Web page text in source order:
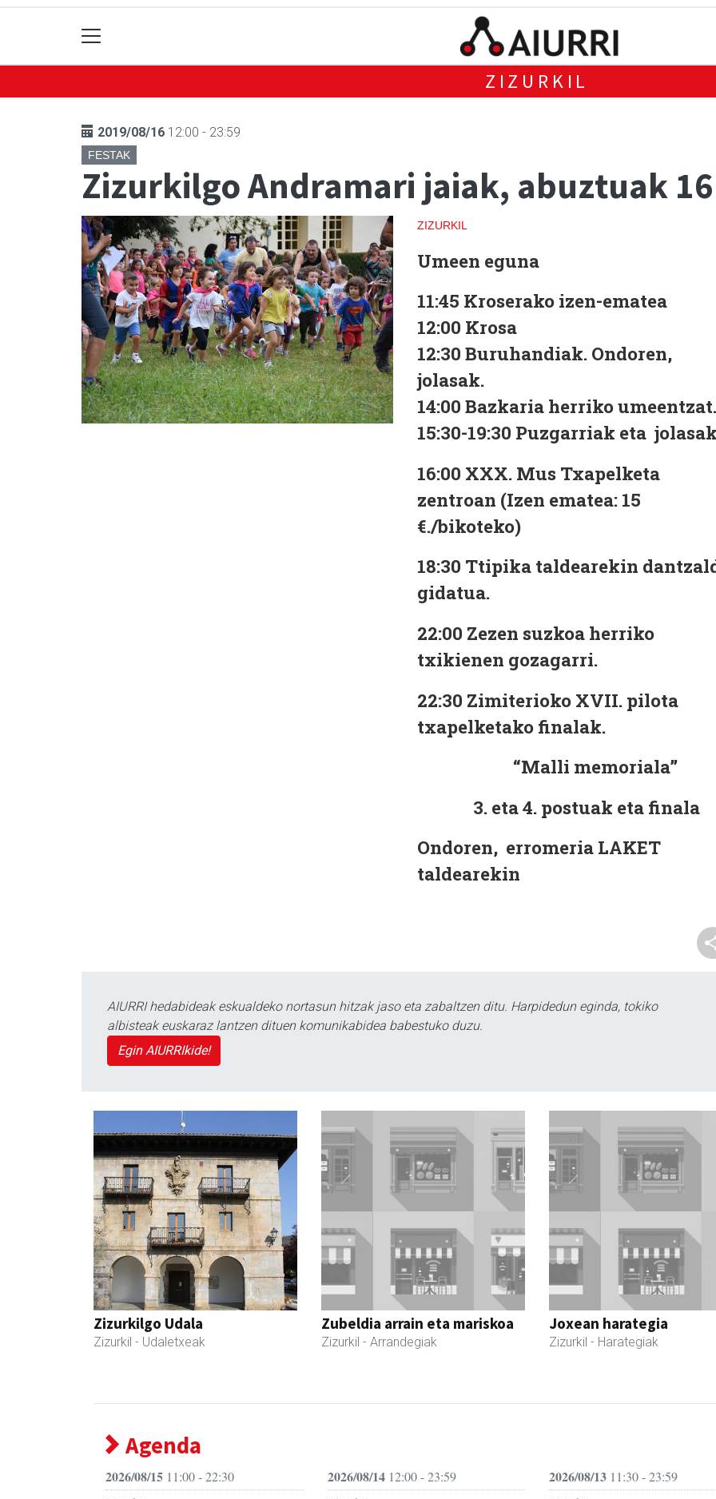
ZIZURKIL
2019/08/16 12:00 - 23:59
FESTAK
Zizurkilgo Andramari jaiak, abuztuak 16
ZIZURKIL
Umeen eguna
11:45 Kroserako izen-ematea
12:00 Krosa
12:30 Buruhandiak. Ondoren,
jolasak.
14:00 Bazkaria herriko umeentzat.
15:30-19:30 Puzgarriak eta
16:00 XXX. Mus Txapelketa
zentroan (Izen ematea: 15
€./bikoteko)
18:30 Ttipika taldearekin
gidatua.
22:00 Zezen suzkoa herriko
txikienen gozagarri.
22:30 Zimiterioko XVII. pilota
txapelketako finalak.
“Malli memoriala”
3. eta 4. postuak eta finala
Ondoren, erromeria LAKET
taldearekin
AIURRI hedabideak eskualdeko nortasun hitzak jaso eta zabaltzen ditu. Harpidedun eginda, tokiko
albisteak euskaraz lantzen dituen komunikabidea babestuko duzu.
Egin AIURRIkide!
Zizurkilgo Udala
Zizurkil - Udaletxeak
Zubeldia arrain eta mariskoa
Zizurkil - Arrandegiak
Joxean harategia
Zizurkil - Harategiak
Agenda
2026/08/15 11:00 - 22:30
2026/08/1412:00 - 23:59
2026/08/13 11:30 - 23:59